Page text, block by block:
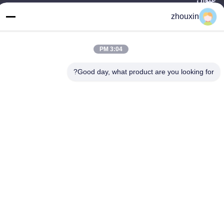
zhouxin
3:04 PM
Good day, what product are you looking for?